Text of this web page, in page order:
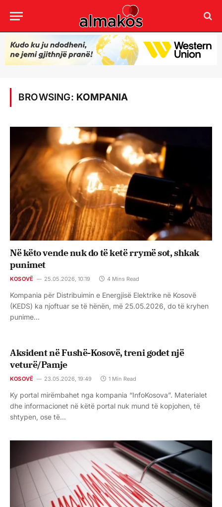
BROWSING: KOMPANIA
Në këto vende nuk do të ketë rrymë sot, shkak
punimet
KOSOVË 25.05.2026, 10:19 4 Mins Read
Kompania për Distribuimin e Energjisë Elektrike në Kosovë
(KEDS) ka njoftuar se të hënën, më 25.05.2026, do të kryhen
punime…
Aksident në Fushë-Kosovë, treni godet një
veturë/Pamje
KOSOVË 23.05.2026, 19:49 1 Min Read
Ky portal mirëmbahet nga kompania “InfoKosova”. Materialet
dhe informacionet në këtë portal nuk mund të kopjohen, të
shtypen, ose të…